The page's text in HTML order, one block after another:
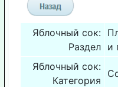
Яблочный сок:
Раздел и
Яблочный сок:
Категория